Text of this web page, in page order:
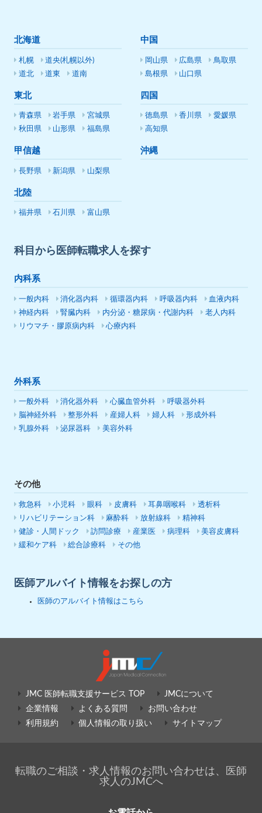
北海道
札幌
道央(札幌以外)
道北
道東 道南
東北
青森県 岩手県
宮城県
秋田県
山形県 福島県
甲信越
長野県 新潟県 山梨県
北陸
福井県 石川県 富山県
中国
岡山県 広島県
鳥取県
島根県
山口県
四国
徳島県 香川県
愛媛県
高知県
沖縄
科目から医師転職求人を探す
内科系
一般内科 消化器内科 循環器内科 呼吸器内科
血液内科
神経内科
腎臓内科 内分泌・糖尿病・代謝内科
老人内科
リウマチ・膠原病内科
心療内科
外科系
一般外科 消化器外科 心臓血管外科
呼吸器外科
脳神経外科
整形外科 産婦人科 婦人科
形成外科
乳腺外科
泌尿器科 美容外科
その他
救急科 小児科 眼科 皮膚科 耳鼻咽喉科
透析科
リハビリテーション科
麻酔科 放射線科
精神科
健診・人間ドック
訪問診療 産業医 病理科
美容皮膚科
緩和ケア科
総合診療科 その他
医師アルバイト情報をお探しの方
医師のアルバイト情報はこちら
JMC 医師転職支援サービス TOP
JMCについて
企業情報
よくある質問
お問い合わせ
利用規約
個人情報の取り扱い サイトマップ
転職のご相談・求人情報のお問い合わせは、医師
求人のJMCへ